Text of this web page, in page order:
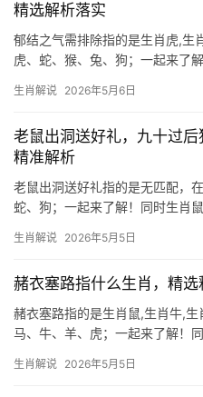
精选解析落实
郁结之气需排除指的是生肖虎,生
虎、蛇、猴、兔、狗；一起来了
需排除，念头通达方功成”时，往
生肖解说 2026年5月6日
老鼠出洞送好礼，九十过
精准解析
老鼠出洞送好礼指的是无匹配，
蛇、狗；一起来了解！同时生肖
是财运临门的征兆，尤其下半年
生肖解说 2026年5月5日
赭衣塞路指什么生肖，精选
赭衣塞路指的是生肖鼠,生肖牛,生
马、牛、羊、虎；一起来了解！
鼠常被赋予“绝处逢生”的象征，
生肖解说 2026年5月5日